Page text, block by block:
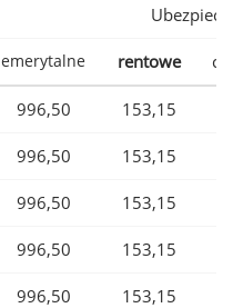
emerytalne rentowe
996,50 153,15
996,50 153,15
996,50 153,15
996,50 153,15
996,50 153,15